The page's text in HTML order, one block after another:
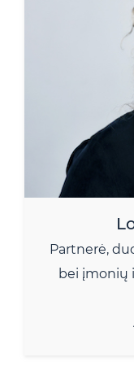
Partnerė,
bei įmonių